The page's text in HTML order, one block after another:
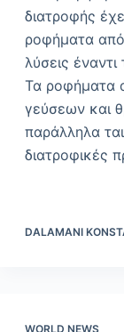
διατροφής
ροφήματα
λύσεις
Τα ροφήματα
γεύσεων και
παράλληλα
διατροφικές
DALAMANI
WORLD NEWS